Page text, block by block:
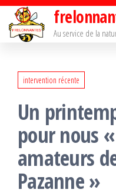
Passer
contenu
Au service de la
intervention récente
Un
pour nous
amateurs
Pazanne »